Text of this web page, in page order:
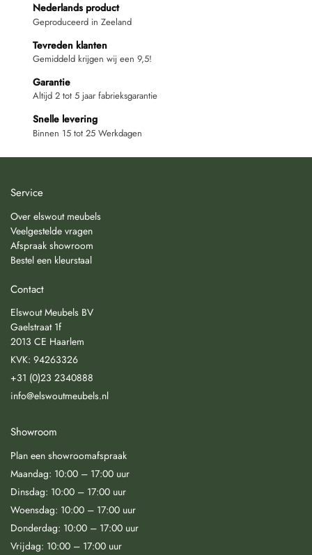
Nederlands product
Geproduceerd in Zeeland
Tevreden klanten
Gemiddeld krijgen wij een 9,5!
Garantie
Altijd 2 tot 5 jaar fabrieksgarantie
Snelle levering
Binnen 15 tot 25 Werkdagen
Service
Over elswout meubels
Veelgestelde vragen
Afspraak showroom
Bestel een kleurstaal
Contact
Elswout Meubels BV
Gaelstraat 1f
2013 CE Haarlem
KVK: 94263326
+31 (0)23 2340888
info@elswoutmeubels.nl
Showroom
Plan een showroomafspraak
Maandag: 10:00 – 17:00 uur
Dinsdag: 10:00 – 17:00 uur
Woensdag: 10:00 – 17:00 uur
Donderdag: 10:00 – 17:00 uur
Vrijdag: 10:00 – 17:00 uur